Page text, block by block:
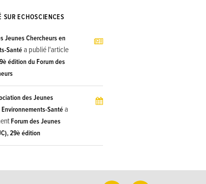
SUR ECHOSCIENCES
Jeunes Chercheurs en
Santéa publié l'article
édition du Forum des
des Jeunes
Santéa
Forum des Jeunes
29è édition